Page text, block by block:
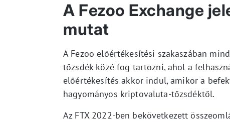
A Fezoo Exchange
mutat
A Fezoo előértékesítési szakaszában
tőzsdék közé fog tartozni, ahol a
előértékesítés akkor indul, amikor a
hagyományos kriptovaluta-tőzsdéktől.
Az FTX 2022-ben bekövetkezett